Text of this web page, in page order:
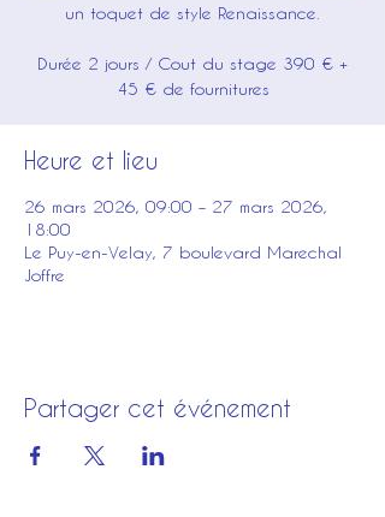
un toquet de style Renaissance.
Durée 2 jours / Cout du stage 390 € +
45 € de fournitures
Heure et lieu
26 mars 2026, 09:00 – 27 mars 2026,
18:00
Le Puy-en-Velay, 7 boulevard Marechal
Joffre
Partager cet événement